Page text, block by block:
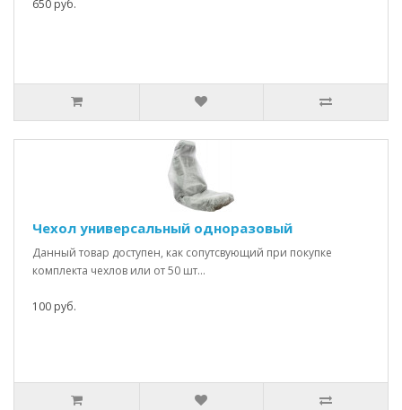
650 руб.
Чехол универсальный одноразовый
Данный товар доступен, как сопутсвующий при покупке
комплекта чехлов или от 50 шт...
100 руб.